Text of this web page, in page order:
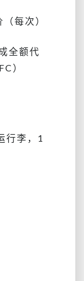
每次）
全额代
）
行李，1